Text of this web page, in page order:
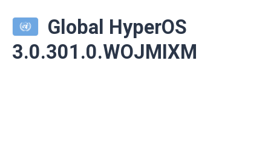
Global HyperOS
3.0.301.0.WOJMIXM